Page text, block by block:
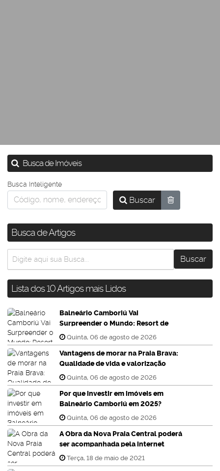
Busca de Imóveis
Busca Inteligente
Buscar
Busca de Artigos
Lista dos 10 Artigos mais Lidos
Balneário Camboriú Vai
Surpreender o Mundo: Resort de
Luxo com Neve o Ano Inteiro!
Quinta, 06 de agosto de 2026
Vantagens de morar na Praia Brava:
Qualidade de vida e valorização
imobiliária
Quinta, 06 de agosto de 2026
Por que investir em imóveis em
Balneário Camboriú em 2025?
Quinta, 06 de agosto de 2026
A Obra da Nova Praia Central poderá
ser acompanhada pela internet
Terça, 18 de maio de 2021